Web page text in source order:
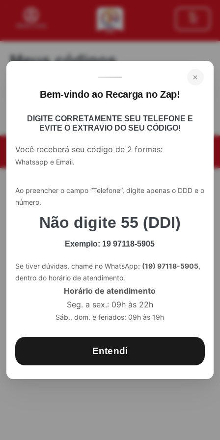
Meus códigos
Você precisa estar logado para ver suas chaves de
©2023 Unitv Pro. Todos os direitos
Unitv Pro OFICIAL MENSAL R$ 24,90 ANUAL R$ 189,90
×
Bem-vindo ao Recarga no Zap!
DIGITE CORRETAMENTE SEU TELEFONE E
EVITE O EXTRAVIO DO SEU CÓDIGO!
Você receberá seu código de 2 formas:
Whatsapp e Email.
Ao preencher o campo “Telefone”, digite apenas o DDD e o
número.
Não digite 55 (DDI)
Exemplo: 19 97118-5905
Se tiver dúvidas, chame no WhatsApp: (19) 97118-5905,
dentro do horário de atendimento.
Horário de atendimento
Seg. a sex.: 09h às 22h
Sáb., dom. e feriados: 09h às 19h
Entendi